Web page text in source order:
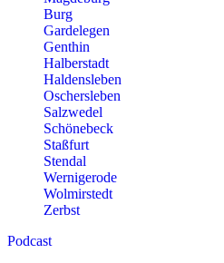
Burg
Gardelegen
Genthin
Halberstadt
Haldensleben
Oschersleben
Salzwedel
Schönebeck
Staßfurt
Stendal
Wernigerode
Wolmirstedt
Zerbst
Podcast